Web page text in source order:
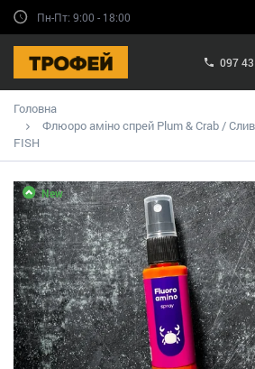
Пн-Пт: 9:00 - 18:00
097
Головна
Флюоро аміно спрей Plum & Crab /
FISH
New